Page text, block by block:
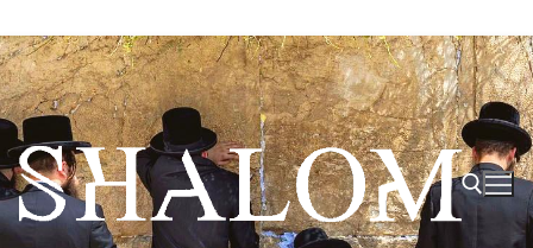
Hyppää
sisältöön